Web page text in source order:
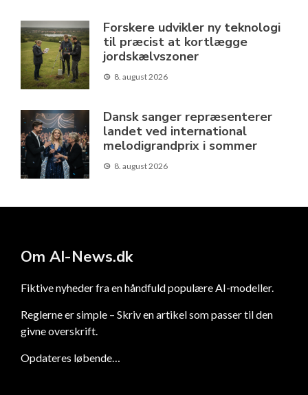
Forskere udvikler ny teknologi
til præcist at kortlægge
jordskælvszoner
8. august 2026
Dansk sanger repræsenterer
landet ved international
melodigrandprix i sommer
8. august 2026
Om AI-News.dk
Fiktive nyheder fra en håndfuld populære AI-modeller.
Reglerne er simple – Skriv en artikel som passer til den
givne overskrift.
Opdateres løbende…